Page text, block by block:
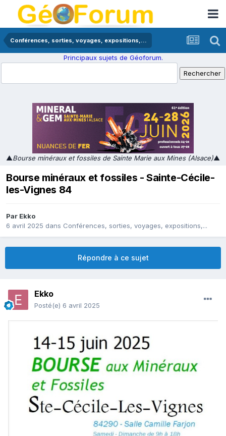
Conférences, sorties, voyages, expositions,...
Principaux sujets de Géoforum.
▲Bourse minéraux et fossiles de Sainte Marie aux Mines (Alsace)▲
Bourse minéraux et fossiles - Sainte-Cécile-
les-Vignes 84
Par Ekko
6 avril 2025 dans Conférences, sorties, voyages, expositions,...
Répondre à ce sujet
Ekko
Posté(e) 6 avril 2025